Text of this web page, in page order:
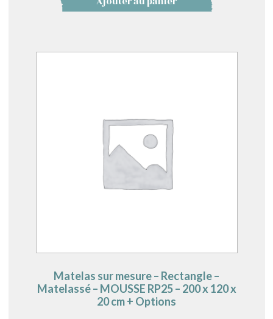
Matelas sur mesure – Rectangle –
Matelassé – MOUSSE RP25 – 200 x 120 x
20 cm + Options